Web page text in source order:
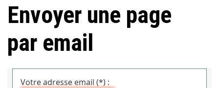
Envoyer une page
par email
Votre adresse email (*) :